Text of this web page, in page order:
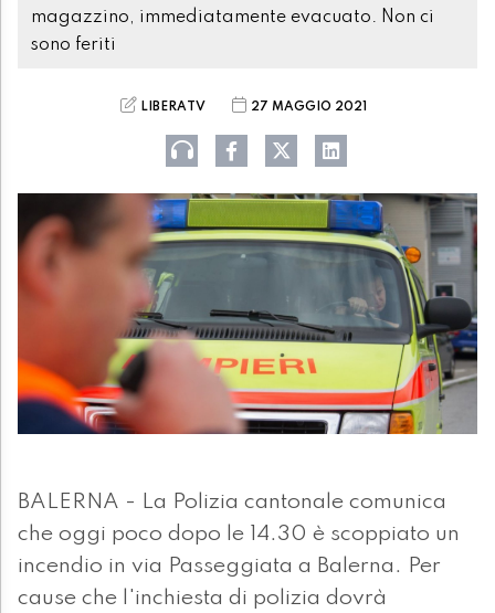
magazzino, immediatamente evacuato. Non ci
sono feriti
LIBERATV 27 MAGGIO 2021
BALERNA - La Polizia cantonale comunica
che oggi poco dopo le 14.30 è scoppiato un
incendio in via Passeggiata a Balerna. Per
cause che l'inchiesta di polizia dovrà